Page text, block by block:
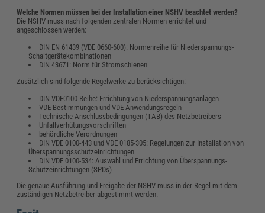
Welche Normen müssen bei der Installation einer NSHV beachtet werden?
Die NSHV muss nach folgenden zentralen Normen errichtet und
angeschlossen werden:
DIN EN 61439 (VDE 0660-600): Normenreihe für Niederspannungs-
Schaltgerätekombinationen
DIN 43671: Norm für Stromschienen
Zusätzlich sind folgende Regelwerke zu berücksichtigen:
DIN VDE0100-Reihe: Errichtung von Niederspannungsanlagen
VDE-Bestimmungen und VDE-Anwendungsregeln
Technische Anschlussbedingungen (TAB) des Netzbetreibers
Unfallverhütungsvorschriften
behördliche Verordnungen
DIN VDE 0100-443 und VDE 0185-305: Regelungen zur Installation von
Überspannungsschutzeinrichtungen
DIN VDE 0100-534: Auswahl und Errichtung von Überspannungs-
Schutzeinrichtungen (SPDs)
Die genaue Ausführung und Freigabe der NSHV muss in der Regel mit dem
zuständigen Netzbetreiber abgestimmt werden.